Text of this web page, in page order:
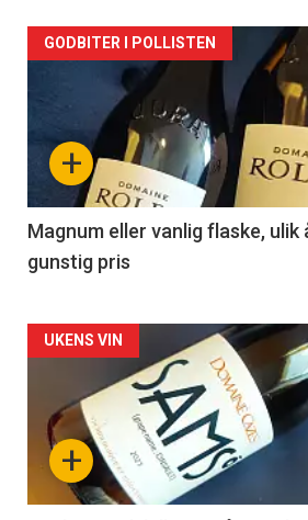
Forsiden
akkurat
nå
3
+
GODBITER I POLLISTEN
Magnum eller vanlig flaske, ulik
gunstig pris
Forsiden
akkurat
nå+
UKENS VIN